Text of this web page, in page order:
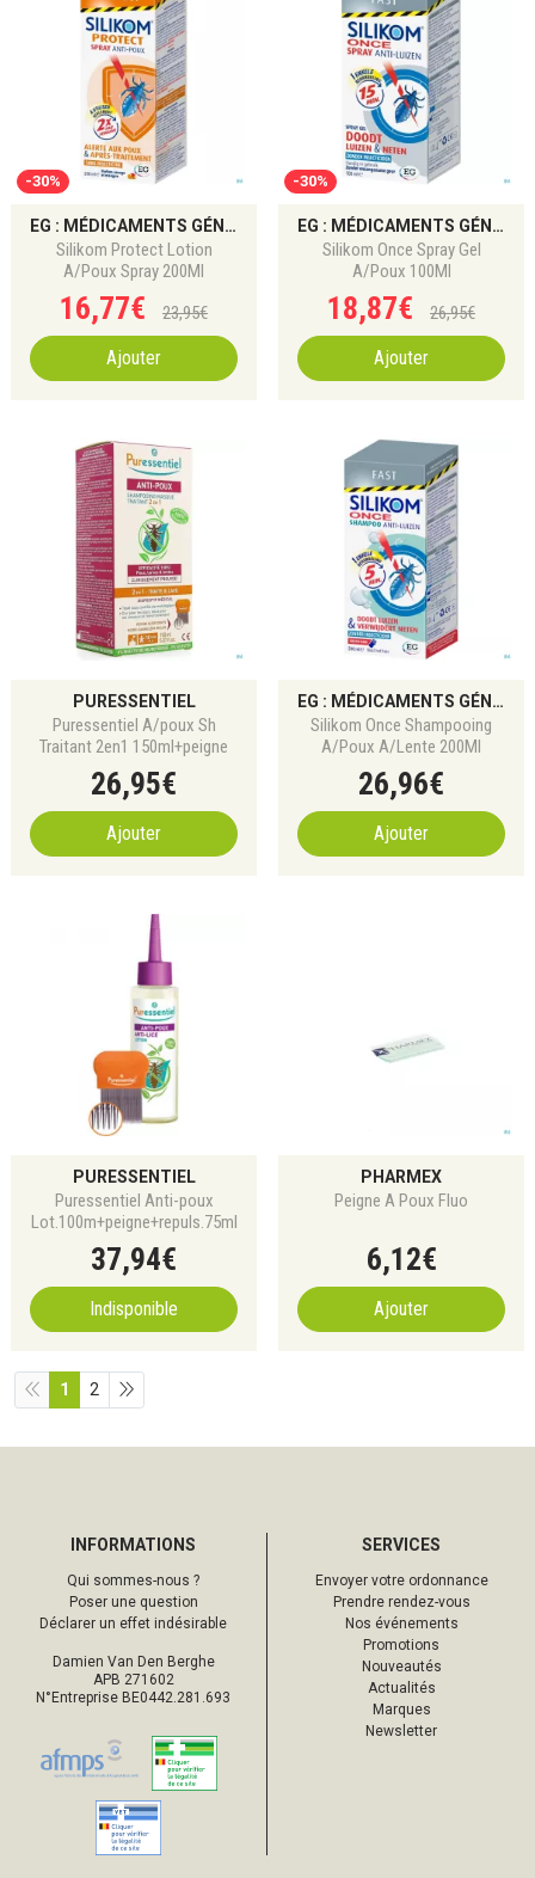
-30%
EG : MÉDICAMENTS GÉNÉRIQUES POUR DOULEUR, ALLERGIE ET DIGESTION
Silikom Protect Lotion
A/Poux Spray 200Ml
16,77€ 23,95€
Ajouter
-30%
EG : MÉDICAMENTS GÉNÉRIQUES POUR DOULEUR, ALLERGIE ET DIGESTION
Silikom Once Spray Gel
A/Poux 100Ml
18,87€ 26,95€
Ajouter
PURESSENTIEL
Puressentiel A/poux Sh
Traitant 2en1 150ml+peigne
26,95€
Ajouter
EG : MÉDICAMENTS GÉNÉRIQUES POUR DOULEUR, ALLERGIE ET DIGESTION
Silikom Once Shampooing
A/Poux A/Lente 200Ml
26,96€
Ajouter
PURESSENTIEL
Puressentiel Anti-poux
Lot.100m+peigne+repuls.75ml
37,94€
Indisponible
PHARMEX
Peigne A Poux Fluo
6,12€
Ajouter
1 2
INFORMATIONS
Qui sommes-nous ?
Poser une question
Déclarer un effet indésirable
Damien Van Den Berghe
APB 271602
N°Entreprise BE0442.281.693
SERVICES
Envoyer votre ordonnance
Prendre rendez-vous
Nos événements
Promotions
Nouveautés
Actualités
Marques
Newsletter